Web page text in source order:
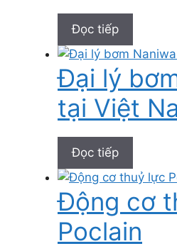
Đọc tiếp
Đại lý
tại Việt
Đọc tiếp
Động cơ
Poclain